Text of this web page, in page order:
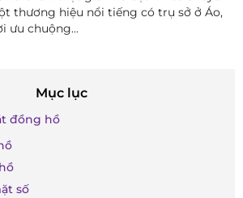
thương hiệu nổi tiếng có trụ sở ở Áo,
ưu chuộng...
Mục lục
đồng hồ
số